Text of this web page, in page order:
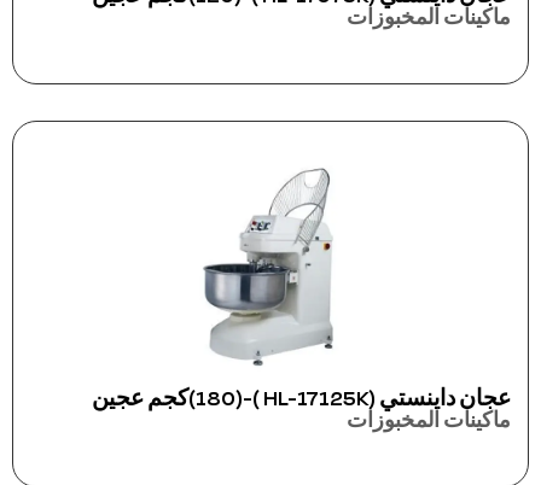
ماكينات المخبوزات
عجان داينستي (HL-17125K )-(180)كجم عجين
ماكينات المخبوزات